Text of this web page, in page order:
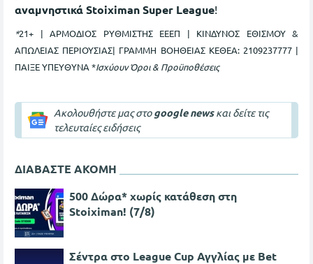
αναμνηστικά Stoiximan Super League!
*​21+ | ΑΡΜΟΔΙΟΣ ΡΥΘΜΙΣΤΗΣ ΕΕΕΠ | ΚΙΝΔΥΝΟΣ ΕΘΙΣΜΟΥ &
ΑΠΩΛΕΙΑΣ ΠΕΡΙΟΥΣΙΑΣ| ΓΡΑΜΜΗ ΒΟΗΘΕΙΑΣ ΚΕΘΕΑ: 2109237777 |
ΠΑΙΞΕ ΥΠΕΥΘΥΝΑ *Ισχύουν Όροι & Προϋποθέσεις
Ακολουθήστε μας στοgoogle newsκαι δείτε τις
τελευταίες ειδήσεις
ΔΙΑΒΑΣΤΕ ΑΚΟΜΗ
500 Δώρα* χωρίς κατάθεση στη
Stoiximan! (7/8)
Σέντρα στο League Cup Αγγλίας με Bet